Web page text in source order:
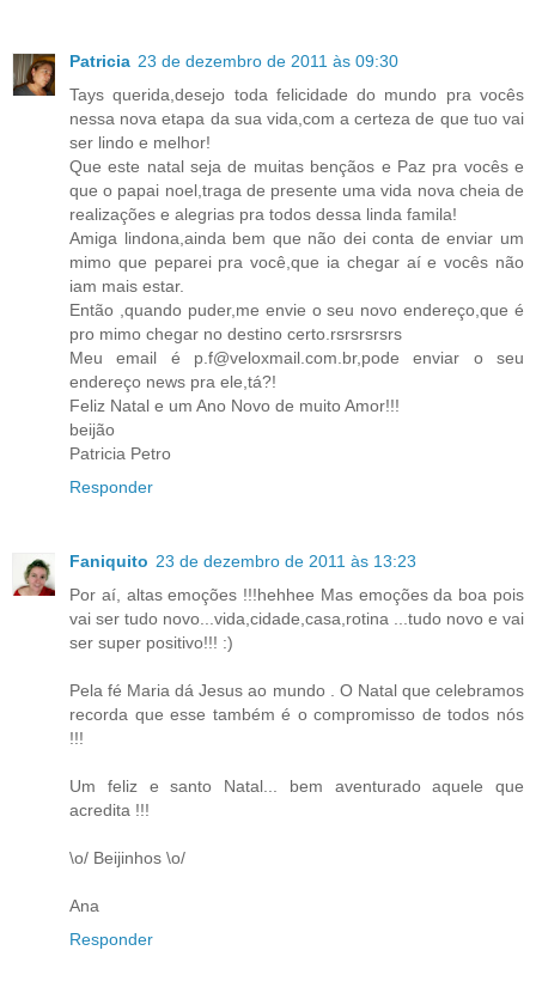
Patricia 23 de dezembro de 2011 às 09:30
Tays querida,desejo toda felicidade do mundo pra vocês
nessa nova etapa da sua vida,com a certeza de que tuo vai
ser lindo e melhor!
Que este natal seja de muitas bençãos e Paz pra vocês e
que o papai noel,traga de presente uma vida nova cheia de
realizações e alegrias pra todos dessa linda famila!
Amiga lindona,ainda bem que não dei conta de enviar um
mimo que peparei pra você,que ia chegar aí e vocês não
iam mais estar.
Então ,quando puder,me envie o seu novo endereço,que é
pro mimo chegar no destino certo.rsrsrsrsrs
Meu email é p.f@veloxmail.com.br,pode enviar o seu
endereço news pra ele,tá?!
Feliz Natal e um Ano Novo de muito Amor!!!
beijão
Patricia Petro
Responder
Faniquito 23 de dezembro de 2011 às 13:23
Por aí, altas emoções !!!hehhee Mas emoções da boa pois
vai ser tudo novo...vida,cidade,casa,rotina ...tudo novo e vai
ser super positivo!!! :)
Pela fé Maria dá Jesus ao mundo . O Natal que celebramos
recorda que esse também é o compromisso de todos nós
!!!
Um feliz e santo Natal... bem aventurado aquele que
acredita !!!
\o/ Beijinhos \o/
Ana
Responder